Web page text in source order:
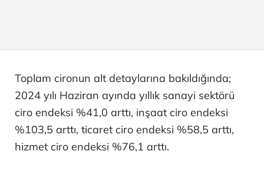
Toplam cironun alt detaylarına bakıldığında;
2024 yılı Haziran ayında yıllık sanayi sektörü
ciro endeksi %41,0 arttı, inşaat ciro endeksi
%103,5 arttı, ticaret ciro endeksi %58,5 arttı,
hizmet ciro endeksi %76,1 arttı.